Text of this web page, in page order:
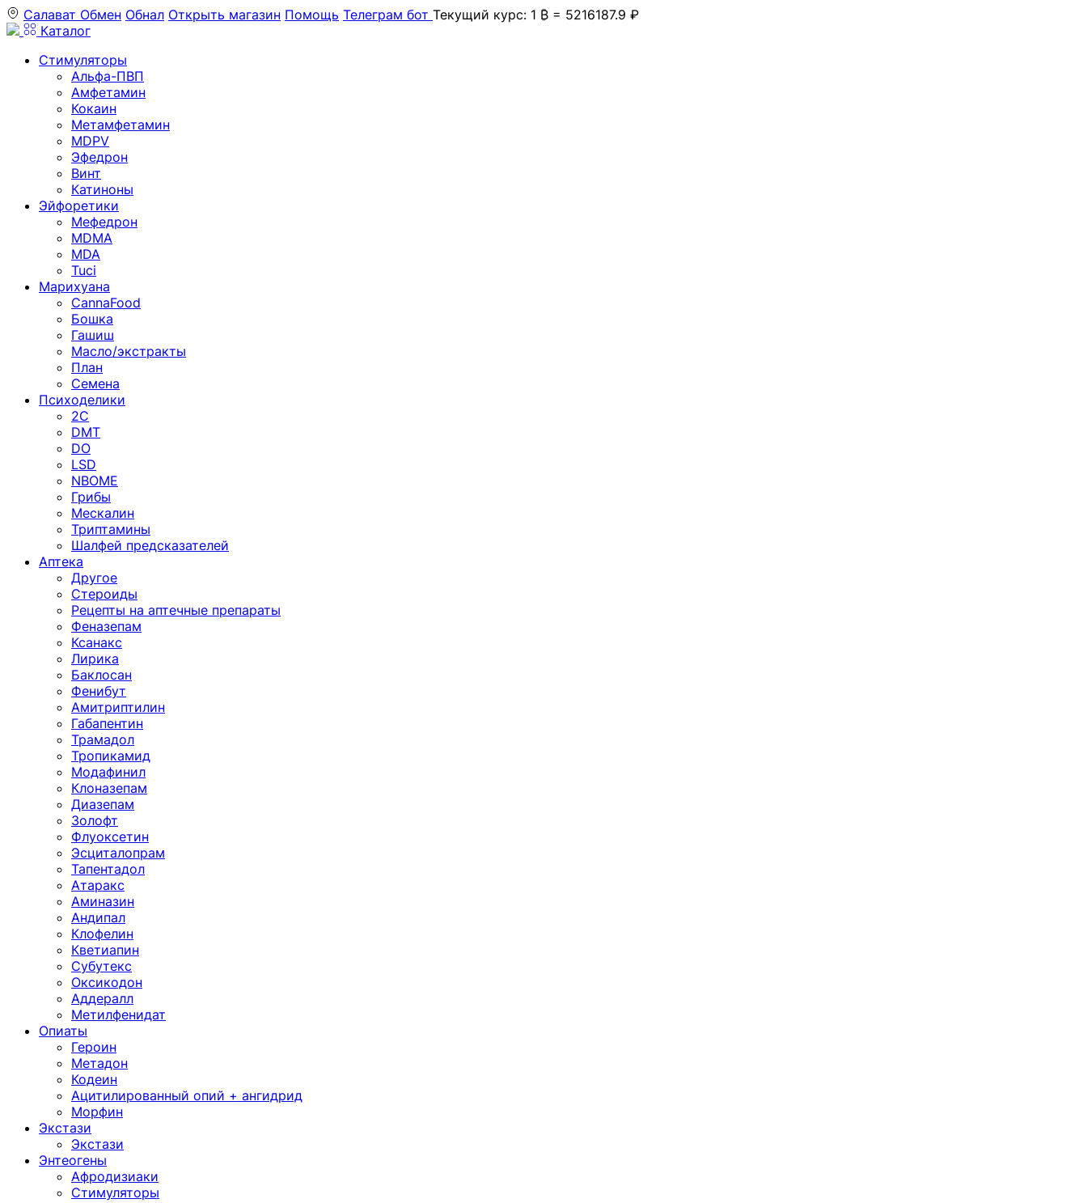
Салават Обмен Обнал Открыть магазин Помощь Телеграм бот Текущий курс: 1 ₿ = 5216187.9 ₽
Каталог
Стимуляторы
Альфа-ПВП
Амфетамин
Кокаин
Метамфетамин
MDPV
Эфедрон
Винт
Катиноны
Эйфоретики
Мефедрон
MDMA
MDA
Tuci
Марихуана
CannaFood
Бошка
Гашиш
Масло/экстракты
План
Семена
Психоделики
2C
DMT
DO
LSD
NBOME
Грибы
Мескалин
Триптамины
Шалфей предсказателей
Аптека
Другое
Стероиды
Рецепты на аптечные препараты
Феназепам
Ксанакс
Лирика
Баклосан
Фенибут
Амитриптилин
Габапентин
Трамадол
Тропикамид
Модафинил
Клоназепам
Диазепам
Золофт
Флуоксетин
Эсциталопрам
Тапентадол
Атаракс
Аминазин
Андипал
Клофелин
Кветиапин
Субутекс
Оксикодон
Аддералл
Метилфенидат
Опиаты
Героин
Метадон
Кодеин
Ацитилированный опий + ангидрид
Морфин
Экстази
Экстази
Энтеогены
Афродизиаки
Стимуляторы